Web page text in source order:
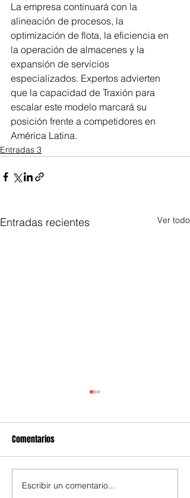
La empresa continuará con la
alineación de procesos, la
optimización de flota, la eficiencia en
la operación de almacenes y la
expansión de servicios
especializados. Expertos advierten
que la capacidad de Traxión para
escalar este modelo marcará su
posición frente a competidores en
América Latina.
Entradas 3
Entradas recientes Ver todo
Sheinbaum impulsa jornada
Comentarios
Escribir un comentario...